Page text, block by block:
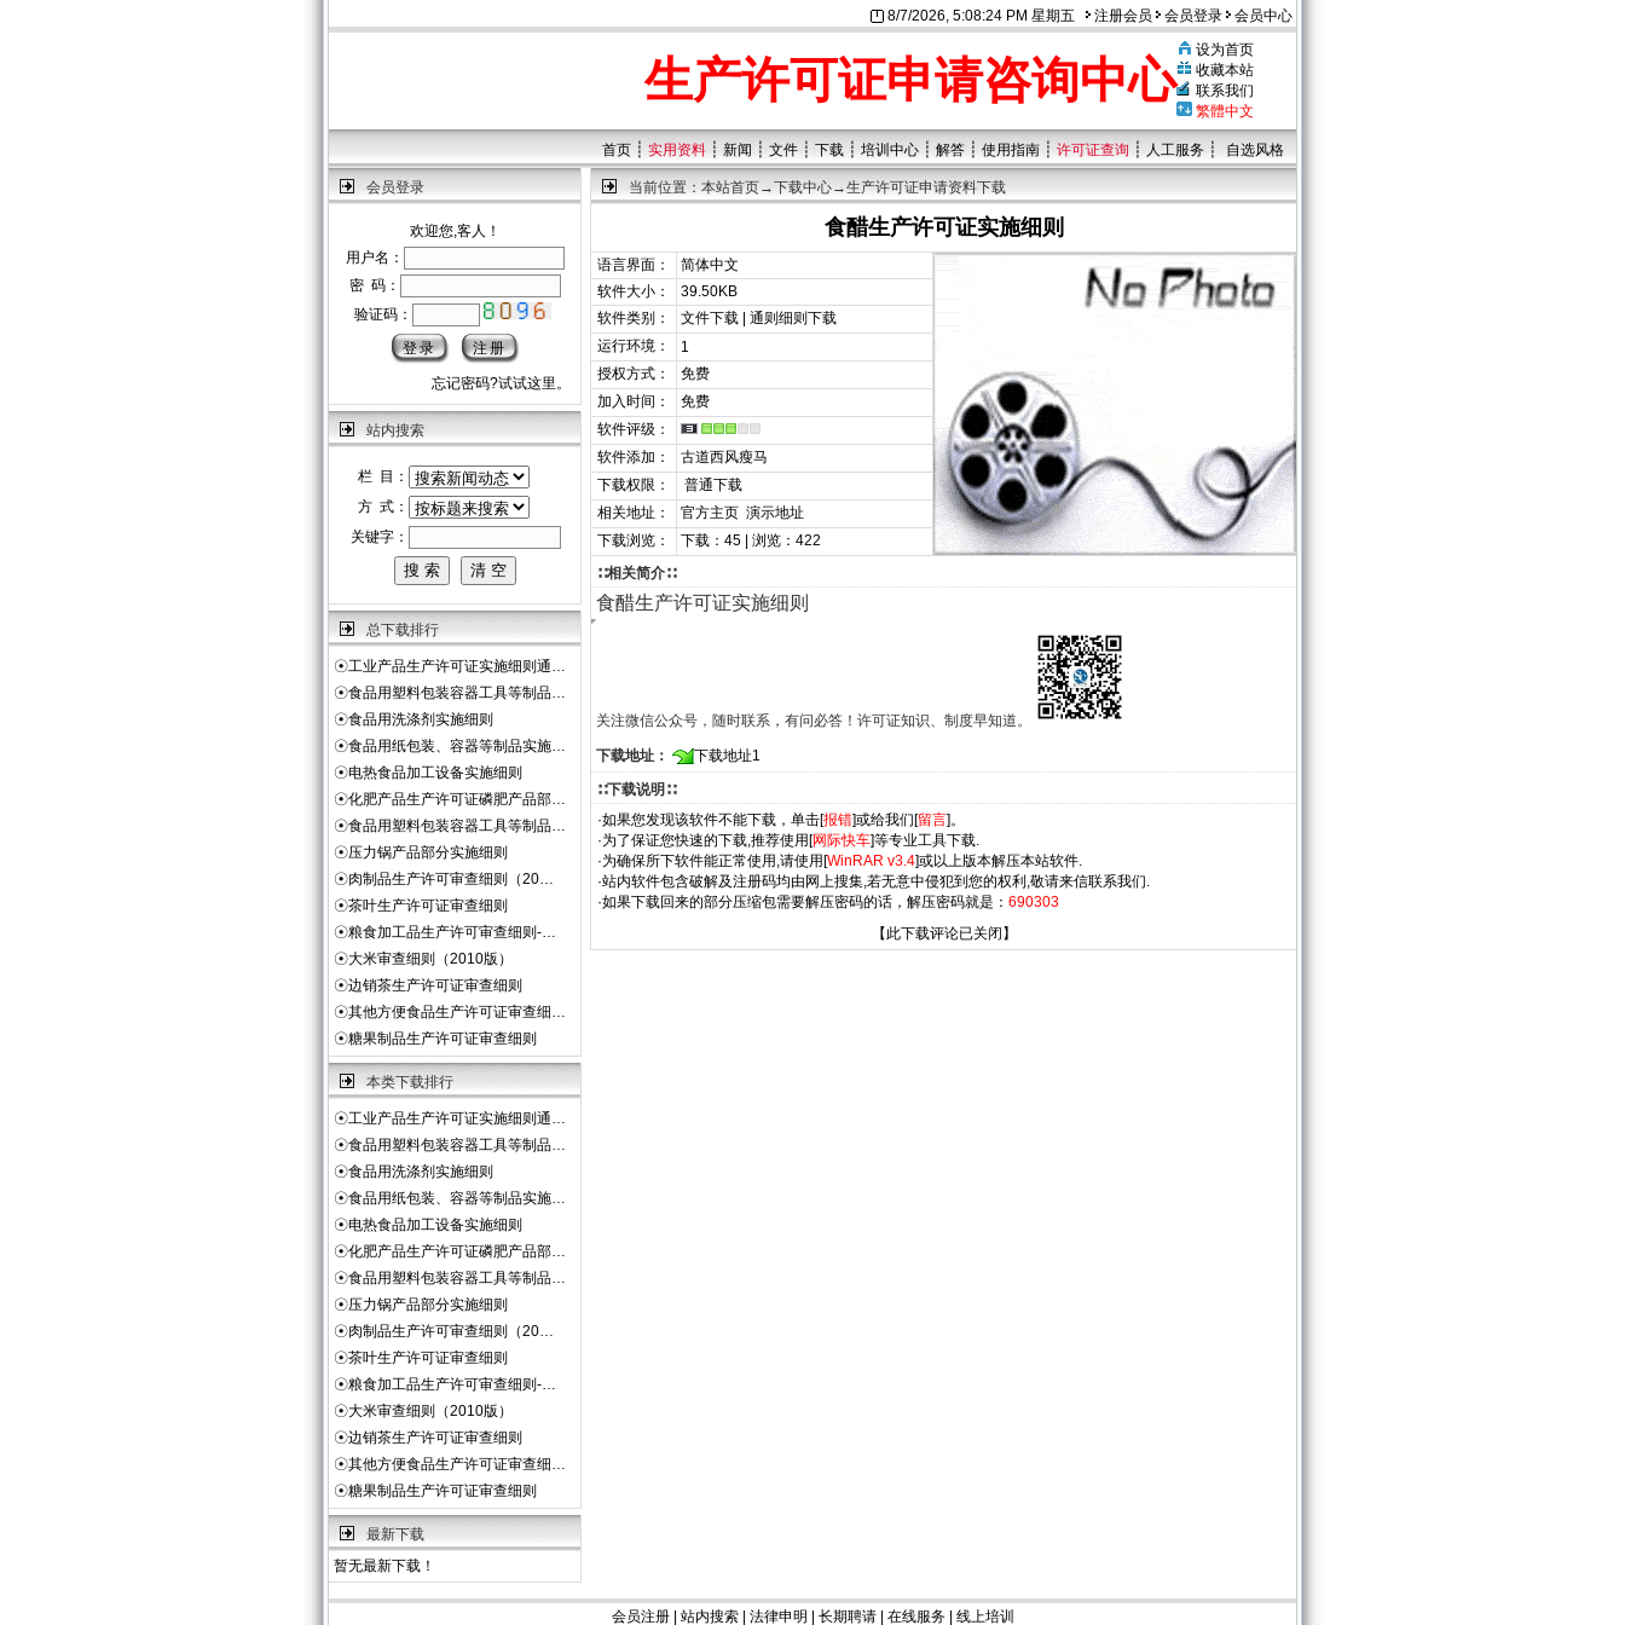
8/7/2026, 5:08:24 PM 星期五 注册会员 会员登录 会员中心
生产许可证申请咨询中心
设为首页
收藏本站
联系我们
繁體中文
首页 ┊ 实用资料 ┊ 新闻 ┊ 文件 ┊ 下载 ┊ 培训中心 ┊ 解答 ┊ 使用指南 ┊ 许可证查询 ┊ 人工服务 ┊ 自选风格
会员登录
欢迎您,客人！
用户名：
密 码：
验证码：
忘记密码?试试这里。
站内搜索
栏 目：
方 式：
关键字：
总下载排行
☉工业产品生产许可证实施细则通…
☉食品用塑料包装容器工具等制品…
☉食品用洗涤剂实施细则
☉食品用纸包装、容器等制品实施…
☉电热食品加工设备实施细则
☉化肥产品生产许可证磷肥产品部…
☉食品用塑料包装容器工具等制品…
☉压力锅产品部分实施细则
☉肉制品生产许可审查细则（20…
☉茶叶生产许可证审查细则
☉粮食加工品生产许可审查细则-…
☉大米审查细则（2010版）
☉边销茶生产许可证审查细则
☉其他方便食品生产许可证审查细…
☉糖果制品生产许可证审查细则
本类下载排行
☉工业产品生产许可证实施细则通…
☉食品用塑料包装容器工具等制品…
☉食品用洗涤剂实施细则
☉食品用纸包装、容器等制品实施…
☉电热食品加工设备实施细则
☉化肥产品生产许可证磷肥产品部…
☉食品用塑料包装容器工具等制品…
☉压力锅产品部分实施细则
☉肉制品生产许可审查细则（20…
☉茶叶生产许可证审查细则
☉粮食加工品生产许可审查细则-…
☉大米审查细则（2010版）
☉边销茶生产许可证审查细则
☉其他方便食品生产许可证审查细…
☉糖果制品生产许可证审查细则
最新下载
暂无最新下载！
当前位置： 本站首页→下载中心→生产许可证申请资料下载
食醋生产许可证实施细则
语言界面：
简体中文
软件大小：
39.50KB
软件类别：
文件下载 | 通则细则下载
运行环境：
1
授权方式：
免费
加入时间：
免费
软件评级：
软件添加：
古道西风瘦马
下载权限：
普通下载
相关地址：
官方主页 演示地址
下载浏览：
下载：45 | 浏览：422
∷相关简介∷
食醋生产许可证实施细则
关注微信公众号，随时联系，有问必答！许可证知识、制度早知道。
下载地址：
下载地址1
∷下载说明∷
·如果您发现该软件不能下载，单击[报错]或给我们[留言]。
·为了保证您快速的下载,推荐使用[网际快车]等专业工具下载.
·为确保所下软件能正常使用,请使用[WinRAR v3.4]或以上版本解压本站软件.
·站内软件包含破解及注册码均由网上搜集,若无意中侵犯到您的权利,敬请来信联系我们.
·如果下载回来的部分压缩包需要解压密码的话，解压密码就是： 690303
【此下载评论已关闭】
会员注册| 站内搜索| 法律申明 长期聘请| 在线服务| 线上培训